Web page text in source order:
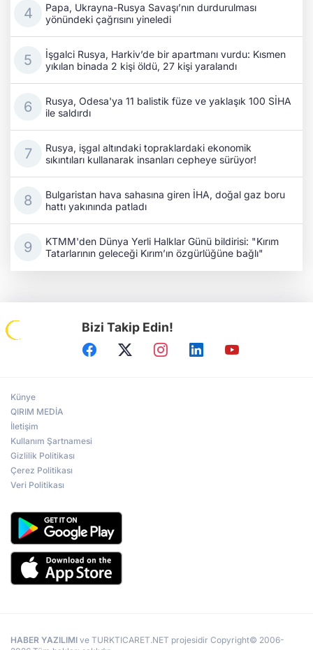
Papa, Ukrayna-Rusya Savaşı’nın durdurulması
yönündeki çağrısını yineledi
İşgalci Rusya, Harkiv’de bir apartmanı vurdu: Kısmen
yıkılan binada 2 kişi öldü, 27 kişi yaralandı
Rusya, Odesa'ya 11 balistik füze ve yaklaşık 100 SİHA
ile saldırdı
Rusya, işgal altındaki topraklardaki ekonomik
sıkıntıları kullanarak insanları cepheye sürüyor!
Bulgaristan hava sahasına giren İHA, doğal gaz boru
hattı yakınında patladı
KTMM'den Dünya Yerli Halklar Günü bildirisi: "Kırım
Tatarlarının geleceği Kırım’ın özgürlüğüne bağlı"
Bizi Takip Edin!
Künye
QIRIM MEDİA
İletişim
Kullanım Şartnamesi
Gizlilik Politikası
Çerez Politikası
Veri Politikası
HABER YAZILIMI ve TURKTICARET.NET projesidir Copyright© 2006-